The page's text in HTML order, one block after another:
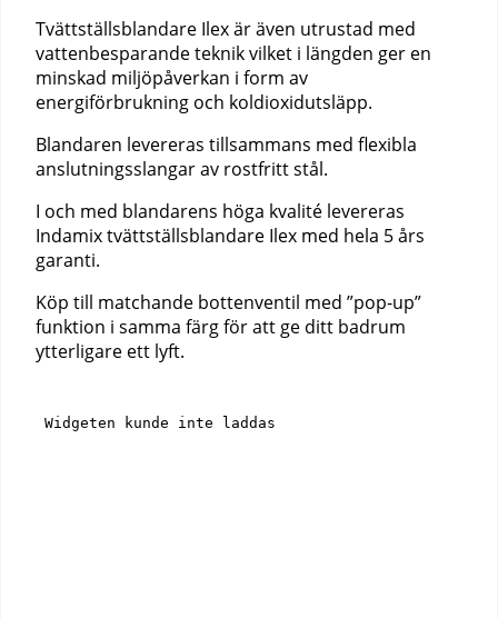
Tvättställsblandare Ilex är även utrustad med
vattenbesparande teknik vilket i längden ger en
minskad miljöpåverkan i form av
energiförbrukning och koldioxidutsläpp.
Blandaren levereras tillsammans med flexibla
anslutningsslangar av rostfritt stål.
I och med blandarens höga kvalité levereras
Indamix tvättställsblandare Ilex med hela 5 års
garanti.
Köp till matchande bottenventil med ”pop-up”
funktion i samma färg för att ge ditt badrum
ytterligare ett lyft.